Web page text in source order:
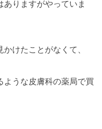
ありますがやっていま
けたことがなくて、
ような皮膚科の薬局で買